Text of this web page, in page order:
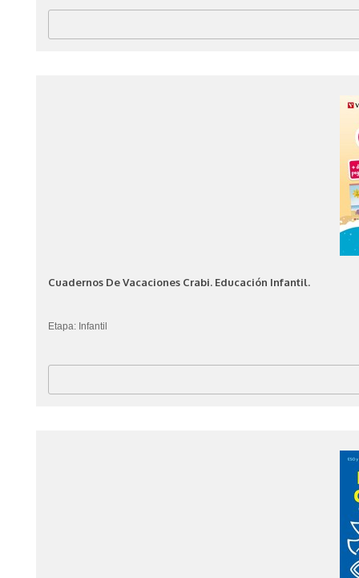
Cuadernos De Vacaciones Crabi. Educación Infantil.
Etapa: Infantil